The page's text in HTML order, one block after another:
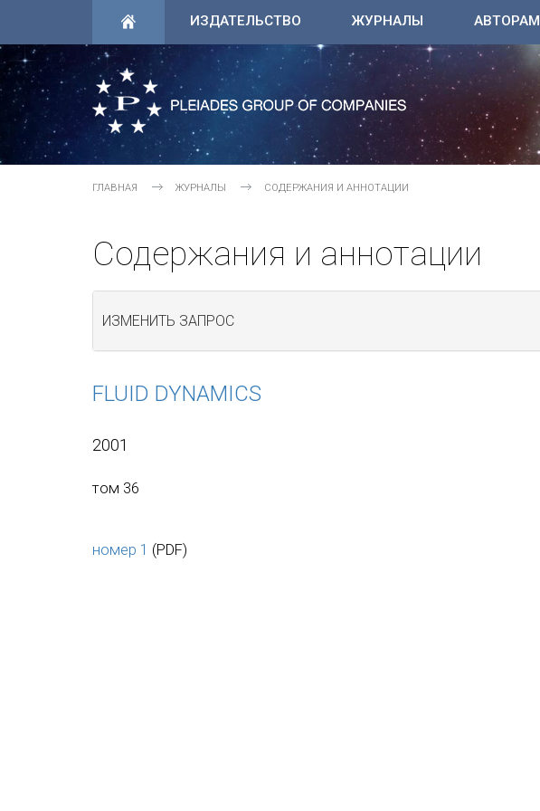
ИЗДАТЕЛЬСТВО ЖУРНАЛЫ АВТОРАМ
ГЛАВНАЯ ЖУРНАЛЫ СОДЕРЖАНИЯ И АННОТАЦИИ
Содержания и аннотации
ИЗМЕНИТЬ ЗАПРОС
FLUID DYNAMICS
2001
том 36
номер 1 (PDF)